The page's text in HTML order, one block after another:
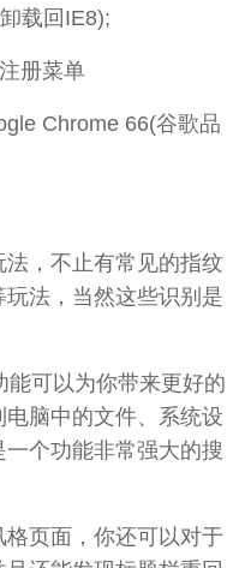
载回IE8);
册菜单
Chrome 66(谷歌品
，不止有常见的指纹
法，当然这些识别是
能可以为你带来更好的
脑中的文件、系统设
个功能非常强大的搜
页面，你还可以对于